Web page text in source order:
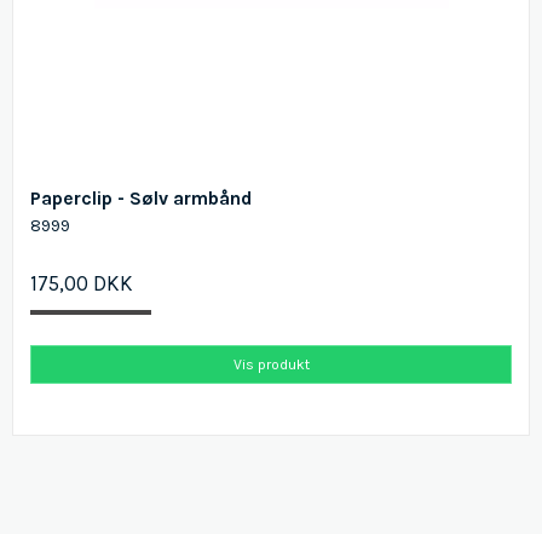
Paperclip - Sølv armbånd
8999
175,00 DKK
Vis produkt